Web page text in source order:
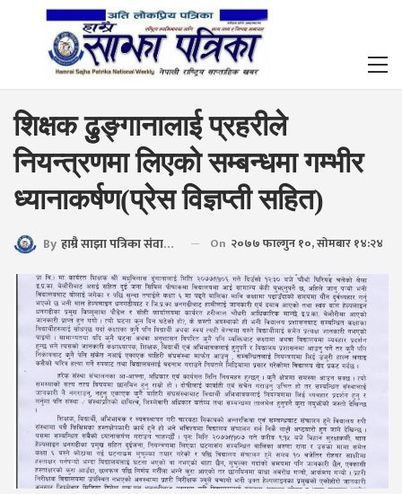
शिक्षक ढुुङ्गानालाई प्रहरीले
नियन्त्रणमा लिएको सम्बन्धमा गम्भीर
ध्यानाकर्षण(प्रेस विज्ञप्ती सहित)
By हाम्रै साझा पत्रिका संवाददाता On २०७७ फाल्गुन १०, सोमबार १४:२४